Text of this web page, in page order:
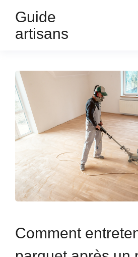
Guide
artisans
Comment